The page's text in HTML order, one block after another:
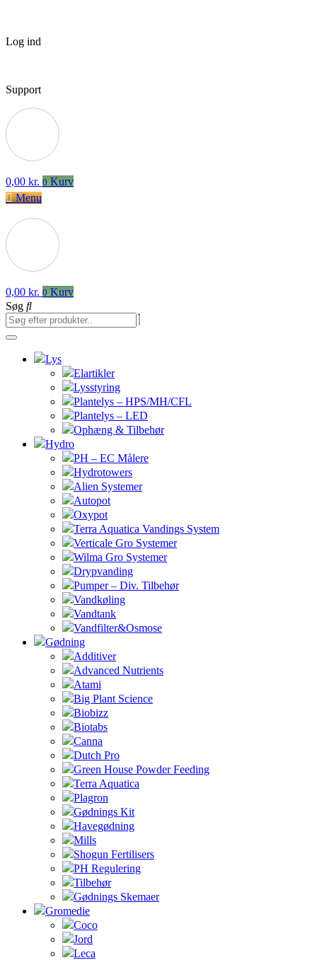
Log ind
Support
0,00 kr. 0 Kurv
Menu
0,00 kr. 0 Kurv
Søg
Lys
Elartikler
Lysstyring
Plantelys – HPS/MH/CFL
Plantelys – LED
Ophæng & Tilbehør
Hydro
PH – EC Målere
Hydrotowers
Alien Systemer
Autopot
Oxypot
Terra Aquatica Vandings System
Verticale Gro Systemer
Wilma Gro Systemer
Drypvanding
Pumper – Div. Tilbehør
Vandkøling
Vandtank
Vandfilter&Osmose
Gødning
Additiver
Advanced Nutrients
Atami
Big Plant Science
Biobizz
Biotabs
Canna
Dutch Pro
Green House Powder Feeding
Terra Aquatica
Plagron
Gødnings Kit
Havegødning
Mills
Shogun Fertilisers
PH Regulering
Tilbehør
Gødnings Skemaer
Gromedie
Coco
Jord
Leca